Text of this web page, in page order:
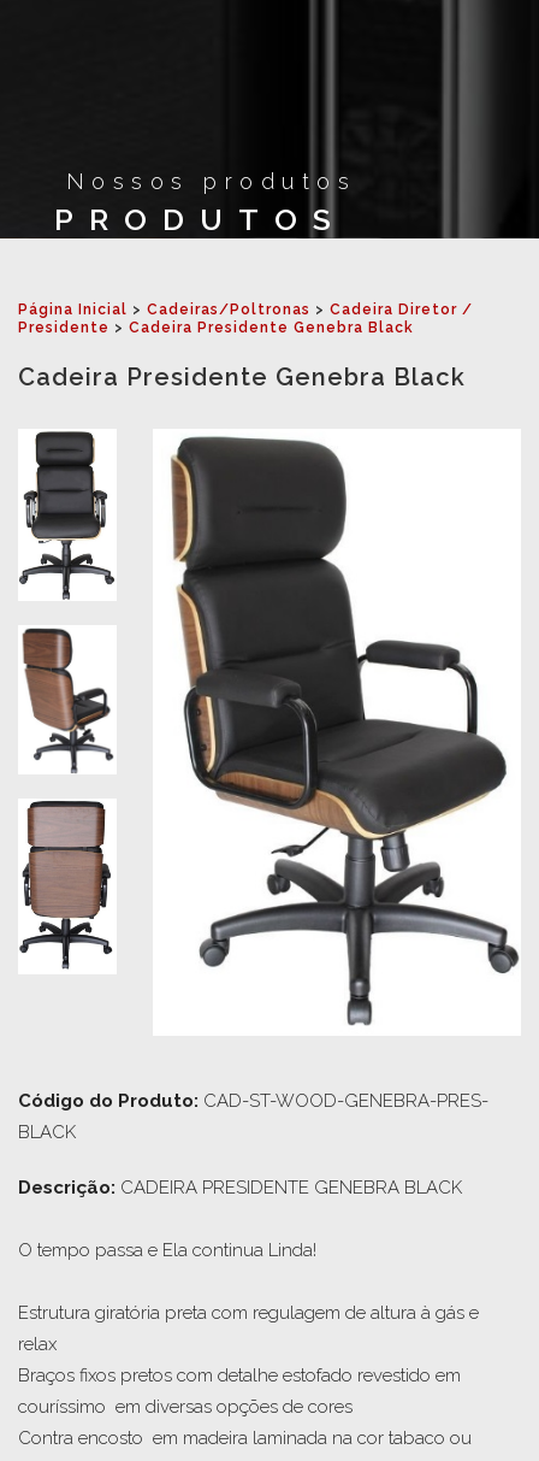
Nossos produtos
PRODUTOS
Página Inicial > Cadeiras/Poltronas > Cadeira Diretor /
Presidente > Cadeira Presidente Genebra Black
Cadeira Presidente Genebra Black
Código do Produto: CAD-ST-WOOD-GENEBRA-PRES-
BLACK
Descrição: CADEIRA PRESIDENTE GENEBRA BLACK
O tempo passa e Ela continua Linda!
Estrutura giratória preta com regulagem de altura à gás e
relax
Braços fixos pretos com detalhe estofado revestido em
couríssimo  em diversas opções de cores
Contra encosto  em madeira laminada na cor tabaco ou